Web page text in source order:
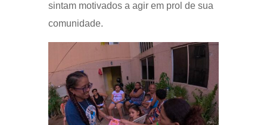
sintam motivados a agir em prol de sua
comunidade.